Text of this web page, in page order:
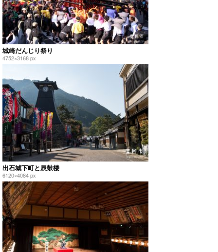
城崎だんじり祭り
4752×3168 px
出石城下町と辰鼓楼
6120×4084 px